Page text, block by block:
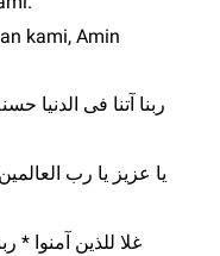
kami, Amin
ربنا آتنا فى الدنيا
يا عزيز يا رب
غلا للذين آمنوا